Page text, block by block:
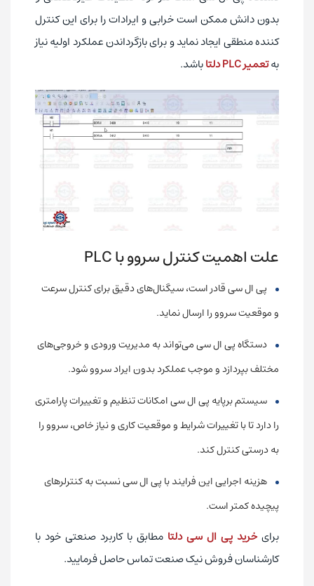
بدون دانش ممکن است خرابی و ایرادات را برای این کنترل
کننده منطقی ایجاد نماید و برای بازگرداندن عملکرد اولیه نیاز
بهتعمیر PLC دلتا باشد.
علت اهمیت کنترل سروو با PLC
پی ال سی قادر است، سیگنال‌های دقیق برای کنترل سرعت
و موقعیت سروو را ارسال نماید.
دستگاه پی ال سی می‌تواند به مدیریت ورودی و خروجی‌های
مختلف بپردازد و موجب عملکرد بدون ایراد سروو شود.
سیستم برپایه پی ال سی امکانات تنظیم و تغییرات پارامتری
را دارد تا با تغییرات شرایط و موقعیت کاری و نیاز خاص، سروو را
به درستی کنترل کند.
هزینه اجرایی این فرایند با پی ال سی نسبت به کنترلرهای
پیچیده کمتر است.
برایخرید پی ال سی دلتا مطابق با کاربرد صنعتی خود با
کارشناسان فروش نیک صنعت تماس حاصل فرمایید.